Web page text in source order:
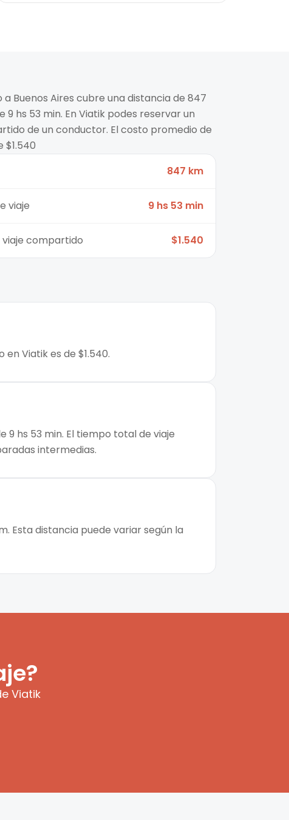
a Buenos Aires cubre una distancia de 847
9 hs 53 min. En Viatik podes reservar un
de un conductor. El costo promedio de
$1.540
847 km
viaje 9 hs 53 min
compartido $1.540
Viatik es de $1.540.
9 hs 53 min. El tiempo total de viaje
intermedias.
Esta distancia puede variar según la
Viatik